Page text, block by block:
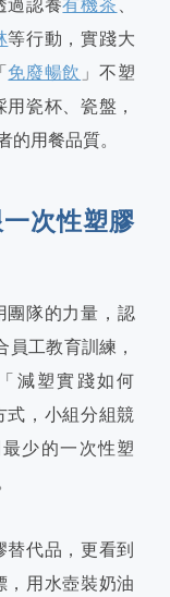
過認養有機茶
等行動，實踐大
免廢暢飲 」不塑
瓷杯、瓷盤，
的用餐品質。
次性塑膠
團隊的力量，認
工教育訓練，
減塑實踐如何
式，小組分組競
少的一次性塑
代品，更看到
，用水壺裝奶油